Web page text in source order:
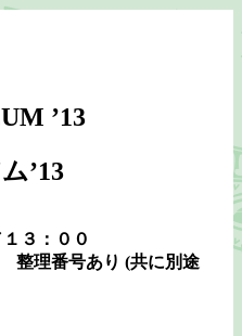
’13
’13
３：００
整理番号あり (共に別途